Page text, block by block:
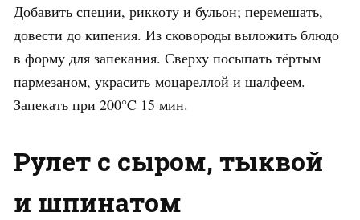
Добавить специи, риккоту и бульон; перемешать,
довести до кипения. Из сковороды выложить блюдо
в форму для запекания. Сверху посыпать тёртым
пармезаном, украсить моцареллой и шалфеем.
Запекать при 200°C 15 мин.
Рулет с сыром, тыквой
и шпинатом